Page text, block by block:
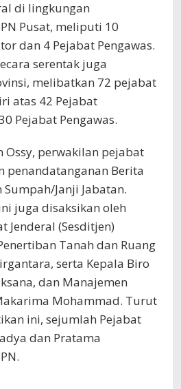
di lingkungan
Pusat, meliputi 10
dan 4 Pejabat Pengawas.
serentak juga
melibatkan 72 pejabat
atas 42 Pejabat
Pejabat Pengawas.
Ossy, perwakilan pejabat
penandatanganan Berita
Janji Jabatan.
juga disaksikan oleh
Jenderal (Sesditjen)
Tanah dan Ruang
serta Kepala Biro
dan Manajemen
Mohammad. Turut
ini, sejumlah Pejabat
dan Pratama